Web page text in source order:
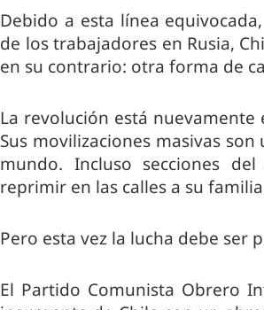
Debido a esta línea
de los trabajadores en Rusia,
en su contrario: otra forma de
La revolución está
Sus movilizaciones masivas
mundo. Incluso secciones
reprimir en las calles a su
Pero esta vez la lucha debe ser
El Partido Comunista Obrero